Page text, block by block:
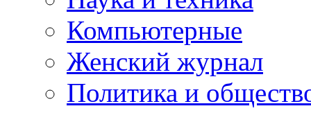
Компьютерные
Женский журнал
Политика и